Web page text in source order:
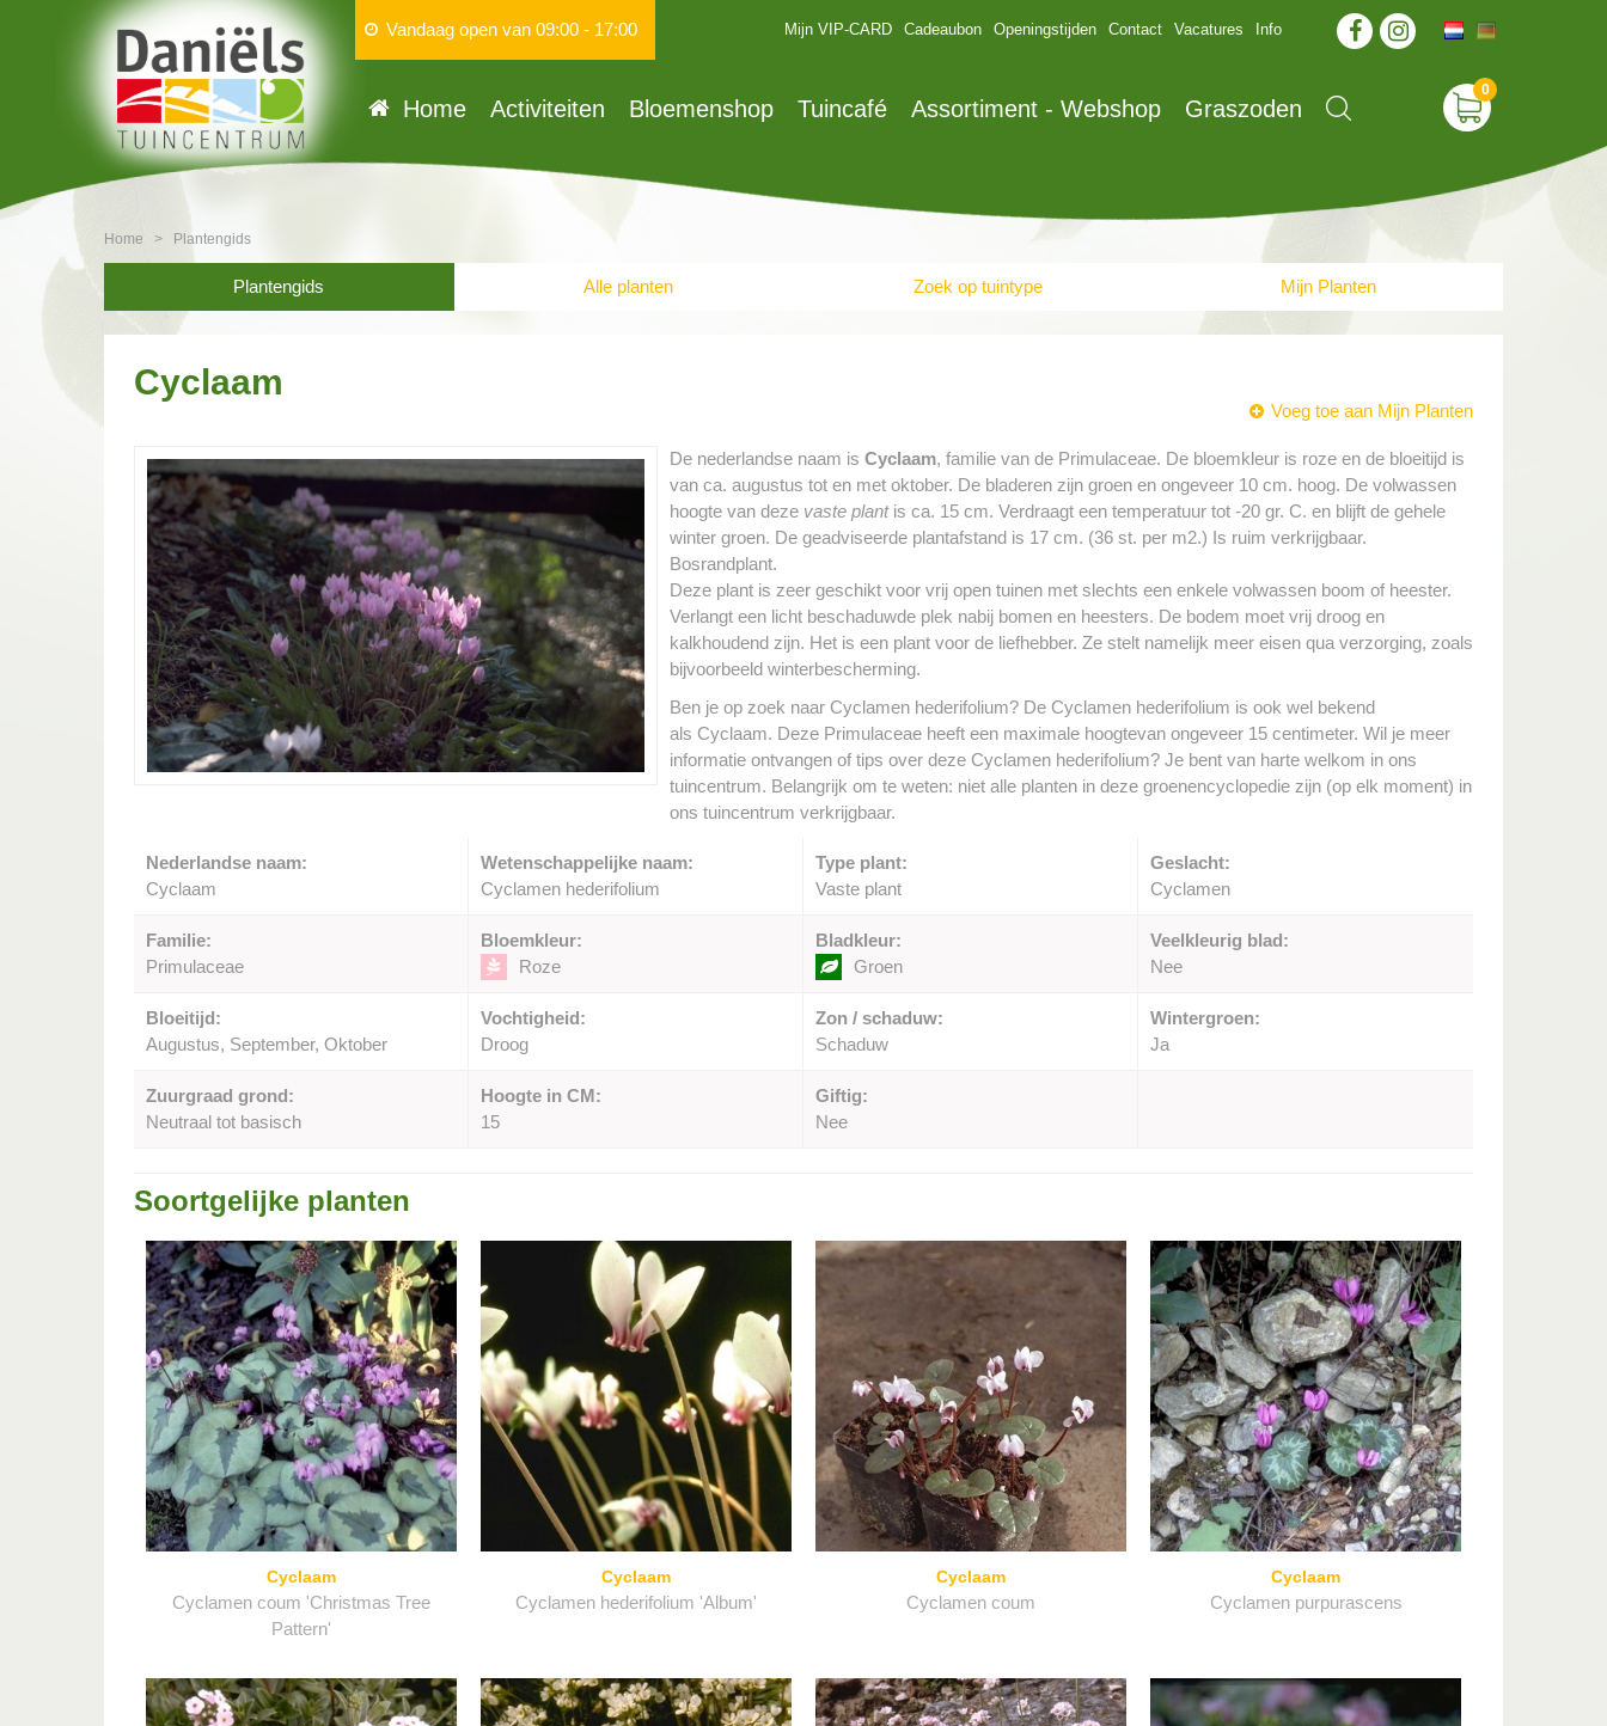
Home > Plantengids
Vandaag open van 09:00 - 17:00 Mijn VIP-CARD Cadeaubon Openingstijden Contact Vacatures Info
Home Activiteiten Bloemenshop Tuincafé Assortiment - Webshop Graszoden
Plantengids Alle planten Zoek op tuintype Mijn Planten
Cyclaam
Voeg toe aan Mijn Planten
De nederlandse naam is Cyclaam, familie van de Primulaceae. De bloemkleur is roze en de bloeitijd is
van ca. augustus tot en met oktober. De bladeren zijn groen en ongeveer 10 cm. hoog. De volwassen
hoogte van deze vaste plantis ca. 15 cm. Verdraagt een temperatuur tot -20 gr. C. en blijft de gehele
winter groen. De geadviseerde plantafstand is 17 cm. (36 st. per m2.) Is ruim verkrijgbaar.
Bosrandplant.
Deze plant is zeer geschikt voor vrij open tuinen met slechts een enkele volwassen boom of heester.
Verlangt een licht beschaduwde plek nabij bomen en heesters. De bodem moet vrij droog en
kalkhoudend zijn. Het is een plant voor de liefhebber. Ze stelt namelijk meer eisen qua verzorging, zoals
bijvoorbeeld winterbescherming.
Ben je op zoek naar Cyclamen hederifolium? De Cyclamen hederifolium is ook wel bekend
als Cyclaam. Deze Primulaceae heeft een maximale hoogtevan ongeveer 15 centimeter. Wil je meer
informatie ontvangen of tips over deze Cyclamen hederifolium? Je bent van harte welkom in ons
tuincentrum. Belangrijk om te weten: niet alle planten in deze groenencyclopedie zijn (op elk moment) in
ons tuincentrum verkrijgbaar.
Nederlandse naam:
Cyclaam
Wetenschappelijke naam:
Cyclamen hederifolium
Type plant:
Vaste plant
Geslacht:
Cyclamen
Familie:
Primulaceae
Bloemkleur:
Roze
Bladkleur:
Groen
Veelkleurig blad:
Nee
Bloeitijd:
Augustus, September, Oktober
Vochtigheid:
Droog
Zon / schaduw:
Schaduw
Wintergroen:
Ja
Zuurgraad grond:
Neutraal tot basisch
Hoogte in CM:
15
Giftig:
Nee
Soortgelijke planten
Cyclaam
Cyclamen coum 'Christmas Tree
Pattern'
Cyclaam
Cyclamen hederifolium 'Album'
Cyclaam
Cyclamen coum
Cyclaam
Cyclamen purpurascens